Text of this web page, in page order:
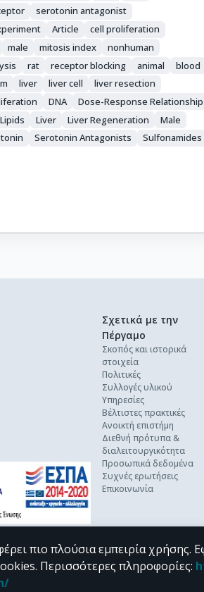
serotonin antagonist
Article
cell proliferation
male mitosis index
nonhuman
rat receptor blocking animal
blood
liver liver cell
liver resection
DNA
Dose-Response Relationship
Lipids Liver Liver Regeneration
Male
Serotonin Antagonists
Sulfonamides
Σχετικά με την
Πέργαμο
Σκοπός και ιστορικά
στοιχεία
Πολιτικές
Συλλογές υλικού
Υπηρεσίες
Βέλτιστες πρακτικές
Ανοικτή επιστήμη
Διεθνή πρότυπα &
διαλειτουργικότητα
Προσωπικά δεδομένα
Συχνές ερωτήσεις
Επικοινωνία
πιο πλούσια εμπειρία χρήσης.
Περισσότερες πληροφορίες: